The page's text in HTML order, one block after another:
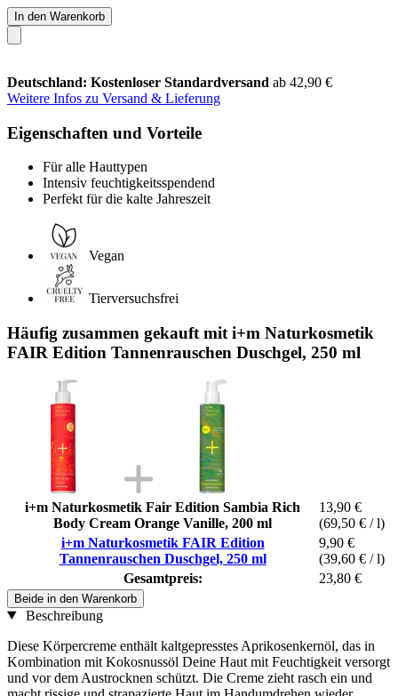
In den Warenkorb
Deutschland: Kostenloser Standardversand ab 42,90 €
Weitere Infos zu Versand & Lieferung
Eigenschaften und Vorteile
Für alle Hauttypen
Intensiv feuchtigkeitsspendend
Perfekt für die kalte Jahreszeit
Vegan
Tierversuchsfrei
Häufig zusammen gekauft mit i+m Naturkosmetik
FAIR Edition Tannenrauschen Duschgel, 250 ml
i+m Naturkosmetik Fair Edition Sambia Rich
Body Cream Orange Vanille, 200 ml
13,90 €
(69,50 € / l)
i+m Naturkosmetik FAIR Edition
Tannenrauschen Duschgel, 250 ml
9,90 €
(39,60 € / l)
Gesamtpreis:
23,80 €
Beide in den Warenkorb
Beschreibung
Diese Körpercreme enthält kaltgepresstes Aprikosenkernöl, das in
Kombination mit Kokosnussöl Deine Haut mit Feuchtigkeit versorgt
und vor dem Austrocknen schützt. Die Creme zieht rasch ein und